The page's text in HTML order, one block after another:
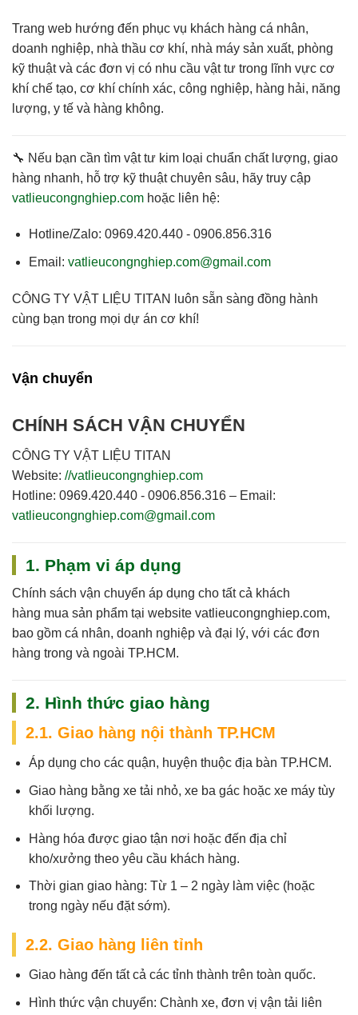
Trang web hướng đến phục vụ khách hàng cá nhân,
doanh nghiệp, nhà thầu cơ khí, nhà máy sản xuất, phòng
kỹ thuật và các đơn vị có nhu cầu vật tư trong lĩnh vực cơ
khí chế tạo, cơ khí chính xác, công nghiệp, hàng hải, năng
lượng, y tế và hàng không.
🔧 Nếu bạn cần tìm vật tư kim loại chuẩn chất lượng, giao
hàng nhanh, hỗ trợ kỹ thuật chuyên sâu, hãy truy cập
vatlieucongnghiep.com hoặc liên hệ:
Hotline/Zalo: 0969.420.440 - 0906.856.316
Email: vatlieucongnghiep.com@gmail.com
CÔNG TY VẬT LIỆU TITAN
luôn sẵn sàng đồng hành
cùng bạn trong mọi dự án cơ khí!
Vận chuyển
CHÍNH SÁCH VẬN CHUYỂN
CÔNG TY VẬT LIỆU TITAN
Website: //vatlieucongnghiep.com
Hotline: 0969.420.440 - 0906.856.316 – Email:
vatlieucongnghiep.com@gmail.com
1. Phạm vi áp dụng
Chính sách vận chuyển áp dụng cho tất cả khách
hàng mua sản phẩm tại website vatlieucongnghiep.com,
bao gồm cá nhân, doanh nghiệp và đại lý, với các đơn
hàng trong và ngoài TP.HCM.
2. Hình thức giao hàng
2.1. Giao hàng nội thành TP.HCM
Áp dụng cho các quận, huyện thuộc địa bàn TP.HCM.
Giao hàng bằng xe tải nhỏ, xe ba gác hoặc xe máy tùy
khối lượng.
Hàng hóa được giao tận nơi hoặc đến địa chỉ
kho/xưởng theo yêu cầu khách hàng.
Thời gian giao hàng: Từ 1 – 2 ngày làm việc (hoặc
trong ngày nếu đặt sớm).
2.2. Giao hàng liên tỉnh
Giao hàng đến tất cả các tỉnh thành trên toàn quốc.
Hình thức vận chuyển: Chành xe, đơn vị vận tải liên